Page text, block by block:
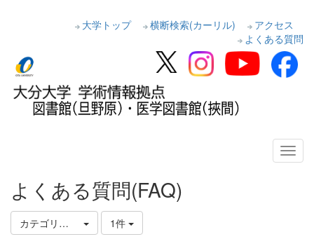
大学トップ 横断検索(カーリル)
アクセス
よくある質問
よくある質問(FAQ)
カテゴリ選択 1件